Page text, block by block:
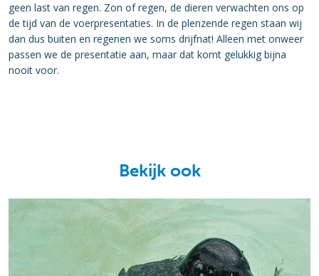
geen last van regen. Zon of regen, de dieren verwachten ons op
de tijd van de voerpresentaties. In de plenzende regen staan wij
dan dus buiten en regenen we soms drijfnat! Alleen met onweer
passen we de presentatie aan, maar dat komt gelukkig bijna
nooit voor.
Bekijk ook